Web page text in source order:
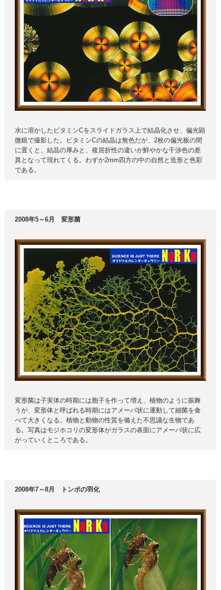
水に溶かしたビタミンCをスライドガラス上で結晶化させ、偏光顕
微鏡で撮影した。ビタミンCの結晶は無色だが、2枚の偏光板の間
に置くと、結晶の厚みと、複屈折性の違いが鮮やかな干渉色の差
異となって現れてくる。わずか2mm四方の中の自然と造形と色彩
である。
2008年5～6月 変形菌
変形菌は子実体の時期には胞子を作って増え、植物のように振舞
うが、変形体と呼ばれる時期にはアメーバ状に運動して細菌を食
べて大きくなる。植物と動物の性質を備えた不思議な生物であ
る。写真はモジホコリの変形体がガラスの表面にアメーバ状に広
がっていくところである。
2008年7～8月 トンボの羽化